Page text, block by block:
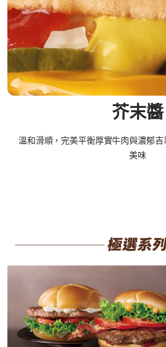
芥末醬​
溫和滑順，完美平衡厚實牛肉與濃郁
美味